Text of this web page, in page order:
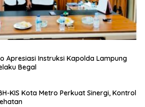
Apresiasi Instruksi Kapolda Lampung
Begal
KIS Kota Metro Perkuat Sinergi, Kontrol